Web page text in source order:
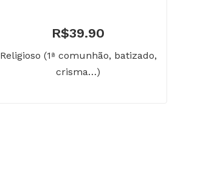
R$39.90
Religioso (1ª comunhão, batizado,
crisma…)